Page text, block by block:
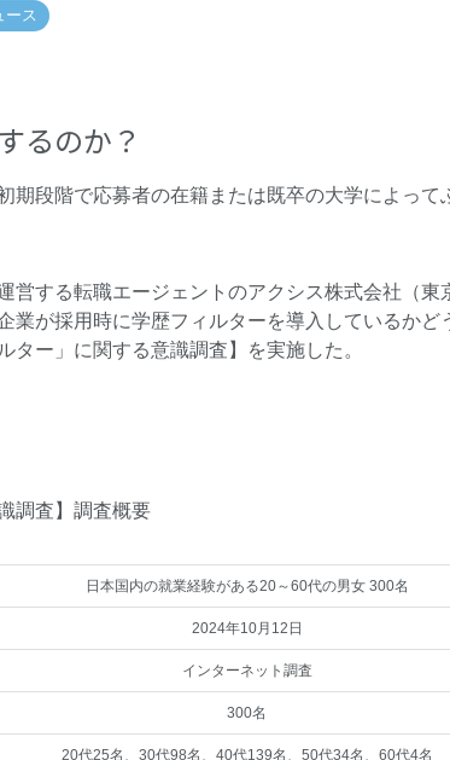
ース
るのか？
期段階で応募者の在籍または既卒の大学によっ
営する転職エージェントのアクシス株式会社 （
業が採用時に学歴フィルターを導入しているかど
ー」に関する意識調査】を実施した。
調査】調査概要
日本国内の就業経験がある20～60代の男女 300名
2024年10月12日
インターネット調査
300名
20代25名、30代98名、40代139名、50代34名、60代4名